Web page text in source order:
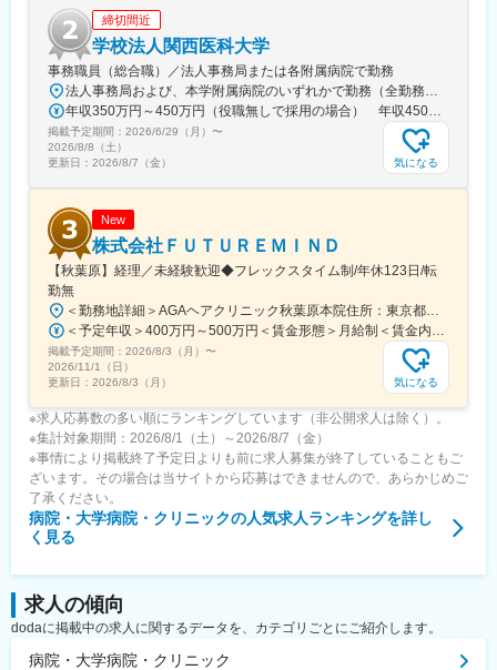
を行うことができる。
変更の範囲：会社の定める業務
締切間近
学校法人関西医科大学
事務職員（総合職）／法人事務局または各附属病院で勤務
法人事務局および、本学附属病院のいずれかで勤務（全勤務地、最寄り駅から徒歩5分以内）【関西医科大学 法人事務局】大阪府枚方市新町2丁目5-1■京阪本線 枚方市駅～徒歩5分※京阪 枚方市駅まで…・京阪 京橋駅から特急乗車14分・京阪 中書島駅から特急乗車16分【附属病院】大阪府枚方市新町2丁目3-1■京阪本線 枚方市駅～徒歩3分【総合医療センター】大阪府守口市文園町10-15■京阪本線 滝井駅～徒歩3分■地下鉄谷町線・今里筋線 太子橋今市駅～徒歩5分 ※京阪 滝井駅まで… ・京阪 京橋駅から各停乗車9分 ※谷町線 太子橋今市駅まで…・谷町線 大日駅から乗車8分・谷町線 東梅田駅から乗車13分【香里病院】大阪府寝屋川市香里本通町8-45■京阪本線 香里園駅～徒歩1分 ※京阪 香里園駅まで… ・京阪 京橋駅・樟葉駅から準急乗車15分 ・京阪中書島駅から準急乗車35分（特急乗車、枚方市駅で乗り換えると25分） ◎経験・能力など適性を考慮し配属します。 ※転居を伴う転勤なし※U・Iターン歓迎
年収350万円～450万円（役職無しで採用の場合） 年収450万円～550万円（主任級で採用の場合）
掲載予定期間： 2026/6/29（月） 〜
2026/8/8（土）
更新日： 2026/8/7（金） 気になる
New
株式会社ＦＵＴＵＲＥＭＩＮＤ
【秋葉原】経理／未経験歓迎◆フレックスタイム制/年休123日/転
勤無
＜勤務地詳細＞AGAヘアクリニック秋葉原本院住所：東京都千代田区外神田3-12-8 住友不動産秋葉原ビル9F受動喫煙対策：屋内全面禁煙変更の範囲：会社の定める事業所（リモートワーク含む）
＜予定年収＞400万円～500万円＜賃金形態＞月給制＜賃金内訳＞月額（基本給）：275,000円～350,000円＜月給＞275,000円～350,000円＜昇給有無＞有＜残業手当＞有＜給与補足＞■ 多職種手当:5万円（複数の職種をマルチに対応するスタッフへの手当） ■ 多エリア手当:4万円（複数の拠点を横断してくれるスタッフへの手当） ■ 役職手当:0～52万円■ 達成手当：0～100万円（半期評価によって増減する手当）賃金はあくまでも目安の金額であり、選考を通じて上下する可能性があります。月給(月額)は固定手当を含めた表記です。
掲載予定期間： 2026/8/3（月） 〜
2026/11/1（日）
更新日： 2026/8/3（月） 気になる
※求人応募数の多い順にランキングしています（非公開求人は除く）。
※集計対象期間：2026/8/1（土）～2026/8/7（金）
※事情により掲載終了予定日よりも前に求人募集が終了していることもご
ざいます。その場合は当サイトから応募はできませんので、あらかじめご
了承ください。
病院・大学病院・クリニックの人気求人ランキングを詳し
く見る
求人の傾向
dodaに掲載中の求人に関するデータを、カテゴリごとにご紹介します。
病院・大学病院・クリニック